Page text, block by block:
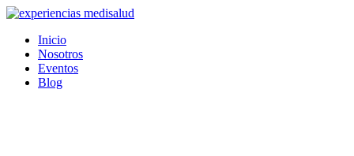
Ir
contenido
Inicio
Nosotros
Eventos
Blog